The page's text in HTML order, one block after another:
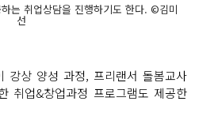
는 취업상담을 진행하기도 한다. ©김미
선
강상 양성 과정, 프리랜서 돌봄교사
취업&창업과정 프로그램도 제공한